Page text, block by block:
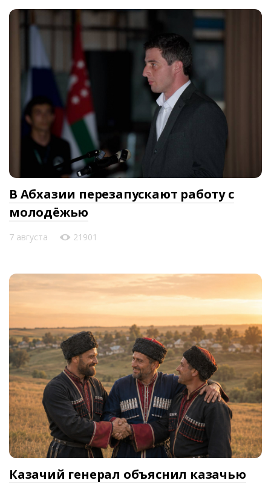
В Абхазии перезапускают работу с
молодёжью
7 августа 21901
Казачий генерал объяснил казачью